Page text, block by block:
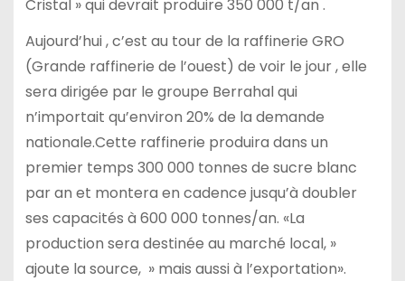
Cristal » qui devrait produire 350 000 t/an .
Aujourd’hui , c’est au tour de la raffinerie GRO
(Grande raffinerie de l’ouest) de voir le jour , elle
sera dirigée par le groupe Berrahal qui
n’importait qu’environ 20% de la demande
nationale.Cette raffinerie produira dans un
premier temps 300 000 tonnes de sucre blanc
par an et montera en cadence jusqu’à doubler
ses capacités à 600 000 tonnes/an. «La
production sera destinée au marché local, »
ajoute la source, » mais aussi à l’exportation».